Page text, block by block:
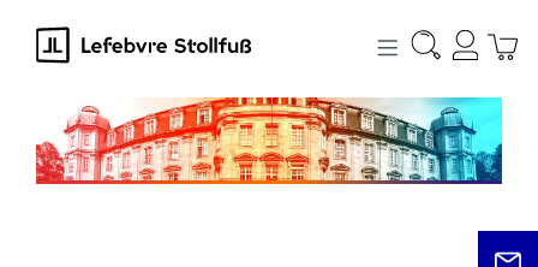
springen